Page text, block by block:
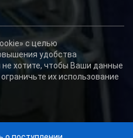
с целью
удобства
хотите, чтобы Ваши данные
их использование